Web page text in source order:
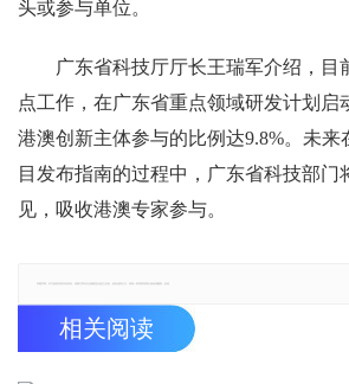
头或参与单位。
广东省科技厅厅长王瑞军介绍，目
点工作，在广东省重点领域研发计划启
港澳创新主体参与的比例达9.8%。未来
目发布指南的过程中，广东省科技部门
见，吸收港澳专家参与。
相关阅读